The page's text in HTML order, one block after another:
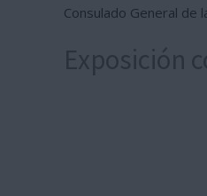
Consulado General de